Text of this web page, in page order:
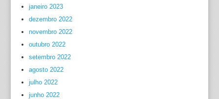
janeiro 2023
dezembro 2022
novembro 2022
outubro 2022
setembro 2022
agosto 2022
julho 2022
junho 2022